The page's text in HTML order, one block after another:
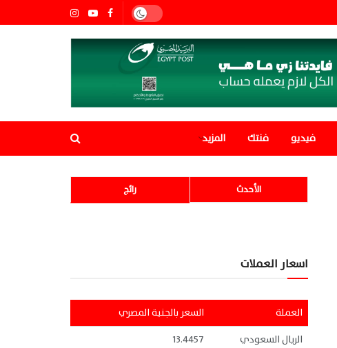
فيديو فنتك المزيد
رائج الأحدث
اسعار العملات
العملة
السعر بالجنية المصري
الريال السعودي
13.4457